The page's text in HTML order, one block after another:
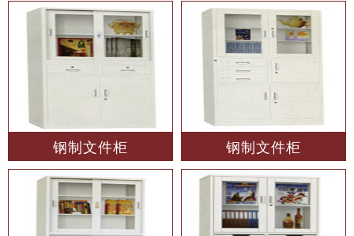
钢制文件柜 钢制文件柜